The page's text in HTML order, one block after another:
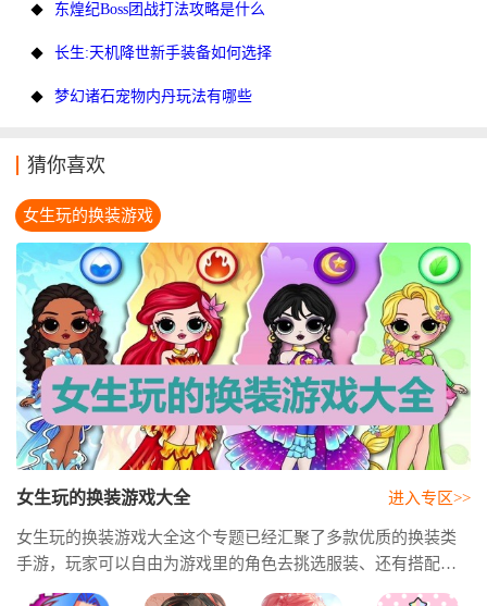
东煌纪Boss团战打法攻略是什么
长生:天机降世新手装备如何选择
梦幻诸石宠物内丹玩法有哪些
猜你喜欢
女生玩的换装游戏
大全
女生玩的换装游戏大全
女生玩的换装游戏大全这个专题已经汇聚了多款优质的换装类
手游，玩家可以自由为游戏里的角色去挑选服装、还有搭配饰
品以及设计它的妆容，体验到从造型设计再到时尚搭配的真正
进入专区>>